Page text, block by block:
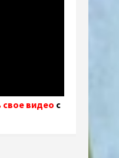
свое видео с